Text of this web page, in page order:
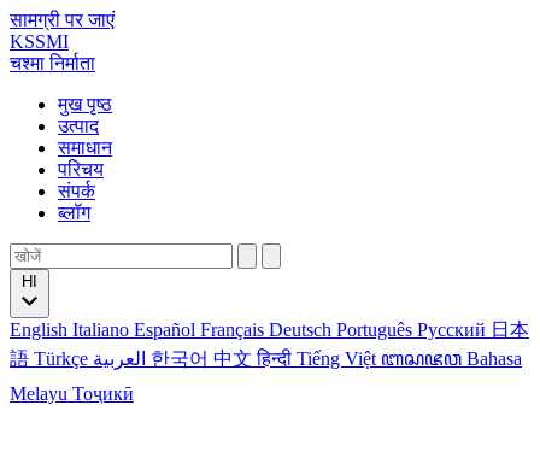
सामग्री पर जाएं
KSSMI
चश्मा निर्माता
मुख पृष्ठ
उत्पाद
समाधान
परिचय
संपर्क
ब्लॉग
English Italiano Español Français Deutsch Português Русский 日本
語 Türkçe 한국어 中文हिन्दी Tiếng Việt ꦧꦱꦗꦮ Bahasa
Melayu Тоҷикӣ